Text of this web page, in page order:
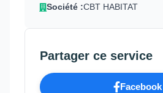
Société :CBT HABITAT
Partager ce service
Facebook